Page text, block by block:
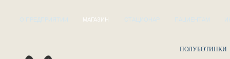
О ПРЕДПРИЯТИИ МАГАЗИН СТАЦИОНАР ПАЦИЕНТАМ
ПОЛУБОТИНКИ